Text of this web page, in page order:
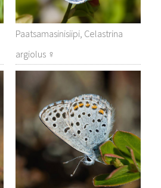
Paatsamasinisiipi, Celastrina
argiolus ♀